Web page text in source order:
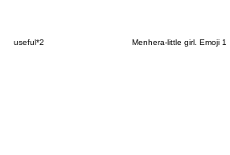
useful*2 Menhera-little girl. Emoji 1